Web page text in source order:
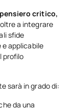
critico,
a integrare
sfide
applicabile
profilo
sarà in grado di:
da una